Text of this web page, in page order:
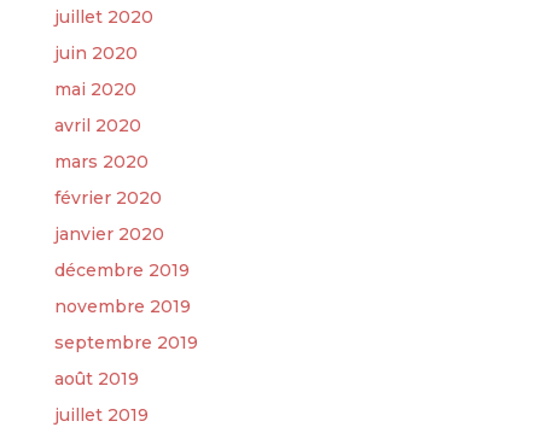
juillet 2020
juin 2020
mai 2020
avril 2020
mars 2020
février 2020
janvier 2020
décembre 2019
novembre 2019
septembre 2019
août 2019
juillet 2019